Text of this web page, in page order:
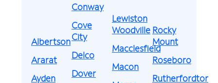
Albertson
Ararat
Ayden
Conway
Cove
City
Delco
Dover
Lewiston
Woodville
Macclesfield
Macon
Rocky
Mount
Roseboro
Rutherfordton